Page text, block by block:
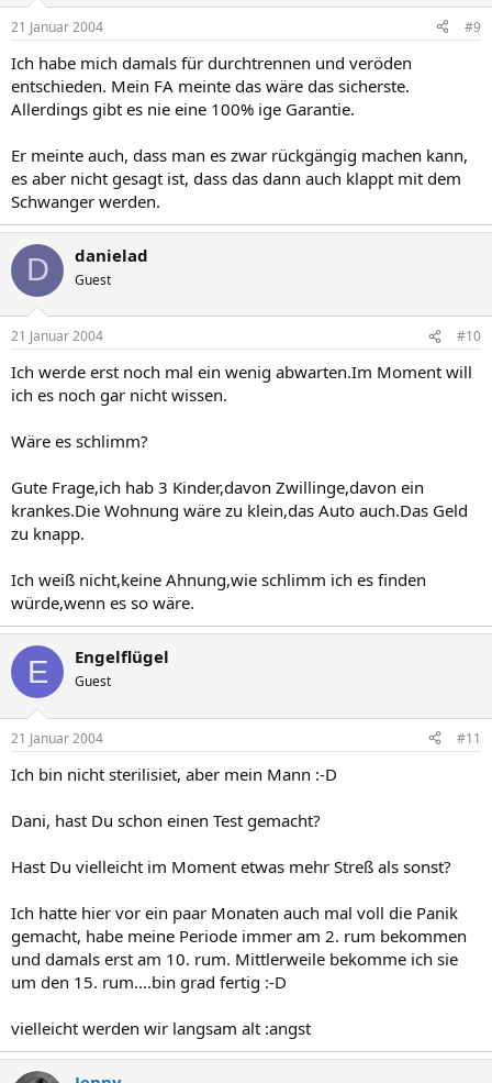
21 Januar 2004 #9
Ich habe mich damals für durchtrennen und veröden
entschieden. Mein FA meinte das wäre das sicherste.
Allerdings gibt es nie eine 100% ige Garantie.
Er meinte auch, dass man es zwar rückgängig machen kann,
es aber nicht gesagt ist, dass das dann auch klappt mit dem
Schwanger werden.
D danielad
Guest
21 Januar 2004 #10
Ich werde erst noch mal ein wenig abwarten.Im Moment will
ich es noch gar nicht wissen.
Wäre es schlimm?
Gute Frage,ich hab 3 Kinder,davon Zwillinge,davon ein
krankes.Die Wohnung wäre zu klein,das Auto auch.Das Geld
zu knapp.
Ich weiß nicht,keine Ahnung,wie schlimm ich es finden
würde,wenn es so wäre.
E Engelflügel
Guest
21 Januar 2004 #11
Ich bin nicht sterilisiet, aber mein Mann :-D
Dani, hast Du schon einen Test gemacht?
Hast Du vielleicht im Moment etwas mehr Streß als sonst?
Ich hatte hier vor ein paar Monaten auch mal voll die Panik
gemacht, habe meine Periode immer am 2. rum bekommen
und damals erst am 10. rum. Mittlerweile bekomme ich sie
um den 15. rum....bin grad fertig :-D
vielleicht werden wir langsam alt :angst